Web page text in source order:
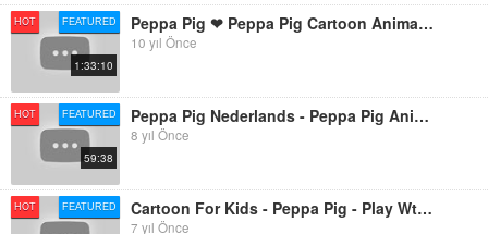
HOT FEATURED
1:33:10
Peppa Pig ❤ Peppa Pig Cartoon Animation Movies 2015
10 yıl Önce
HOT FEATURED
59:38
Peppa Pig Nederlands - Peppa Pig Animation Cartoon For Kids # 201
8 yıl Önce
HOT FEATURED Cartoon For Kids - Peppa Pig - Play Wtih PEPPA PIG ABC - Learning Games And Songs For Kids
7 yıl Önce